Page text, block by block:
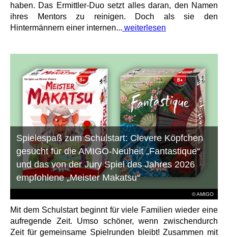
haben. Das Ermittler-Duo setzt alles daran, den Namen
ihres Mentors zu reinigen. Doch als sie den
Hintermännern einer internen... weiterlesen
© AMIGO
Spielespaß zum Schulstart: Clevere Köpfchen
gesucht für die AMIGO-Neuheit „Fantastique“
und das von der Jury Spiel des Jahres 2026
empfohlene „Meister Makatsu“
Mit dem Schulstart beginnt für viele Familien wieder eine
aufregende Zeit. Umso schöner, wenn zwischendurch
Zeit für gemeinsame Spielrunden bleibt! Zusammen mit